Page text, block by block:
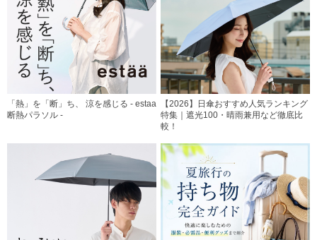
「熱」を「断」ち、 涼を感じる - estaa
断熱パラソル -
【2026】日傘おすすめ人気ランキング
特集｜遮光100・晴雨兼用など徹底比
較！